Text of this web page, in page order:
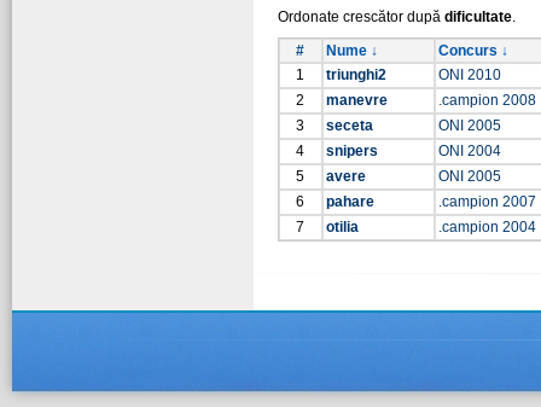
Ordonate crescător după dificultate.
#
Nume ↓
Concurs ↓
1
triunghi2
ONI 2010
2
manevre
.campion 2008
3
seceta
ONI 2005
4
snipers
ONI 2004
5
avere
ONI 2005
6
pahare
.campion 2007
7
otilia .campion 2004